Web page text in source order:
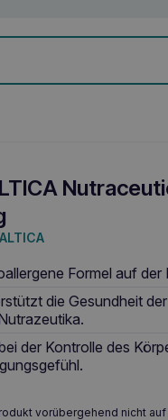
Formel auf
die Gesundheit
der Kontrolle des
vorübergehend nicht